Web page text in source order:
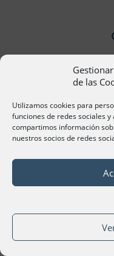
de las
Utilizamos cookies para
funciones de redes sociales
compartimos información
nuestros socios de redes
©Cámara Oficial de